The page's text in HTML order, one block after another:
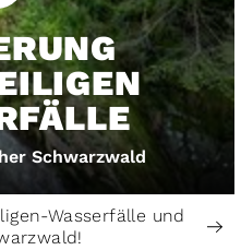
Schwarzwald
Wasserfälle und